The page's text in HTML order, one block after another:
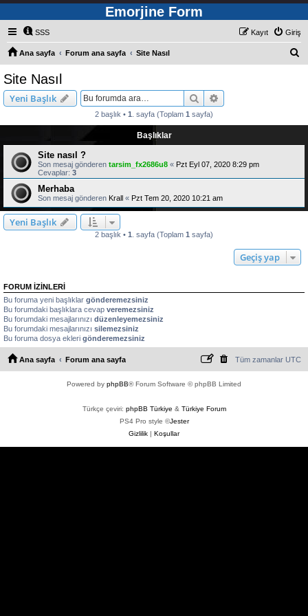
Emorjine Form
SSS Giriş
Kayıt
Ana sayfa Forum ana sayfa Site Nasıl
Site Nasıl
Yeni Başlık Ara
2 başlık • 1 . sayfa (Toplam 1 sayfa)
Başlıklar
Site nasıl ?
Son mesaj gönderen tarsim_fx2686u8 « Pzt Eyl 07, 2020 8:29 pm
Cevaplar: 3
Merhaba
Son mesaj gönderen Krall « Pzt Tem 20, 2020 10:21 am
Yeni Başlık
2 başlık • 1 . sayfa (Toplam 1 sayfa)
Geçiş yap
FORUM IZINLERI
Bu foruma yeni başlıklar gönderemezsiniz
Bu forumdaki başlıklara cevap veremezsiniz
Bu forumdaki mesajlarınızı düzenleyemezsiniz
Bu forumdaki mesajlarınızı silemezsiniz
Bu foruma dosya ekleri gönderemezsiniz
Ana sayfa Forum ana sayfa Tüm zamanlar UTC
Powered by phpBB® Forum Software © phpBB Limited
Türkçe çeviri: phpBB Türkiye & Türkiye Forum
PS4 Pro style ©Jester
Gizlilik | Koşullar